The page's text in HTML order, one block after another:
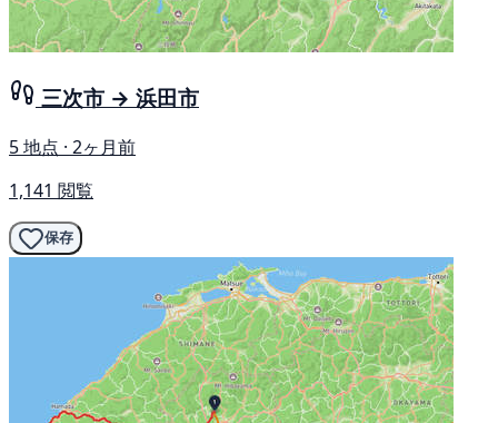
三次市 → 浜田市
5 地点 · 2ヶ月前
1,141 閲覧
保存